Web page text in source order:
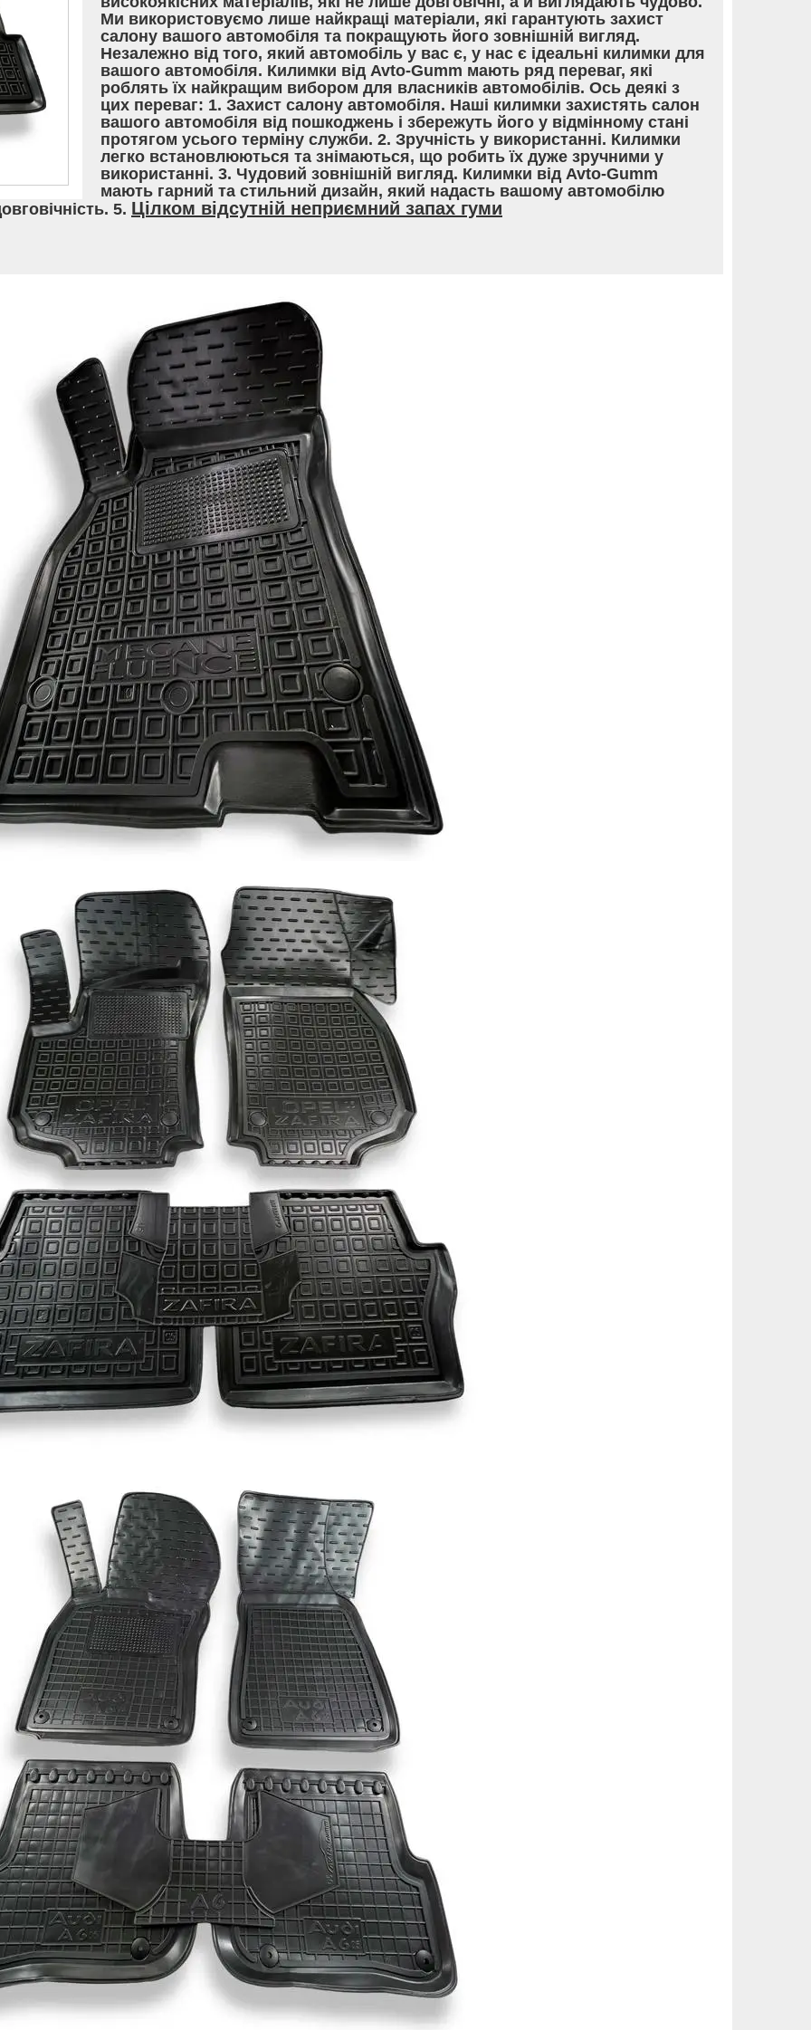
Ми використовуємо лише найкращі матеріали, які гарантують захист
салону вашого автомобіля та покращують його зовнішній вигляд.
Незалежно від того, який автомобіль у вас є, у нас є ідеальні килимки для
вашого автомобіля. Килимки від Avto-Gumm мають ряд переваг, які
роблять їх найкращим вибором для власників автомобілів. Ось деякі з
цих переваг: 1. Захист салону автомобіля. Наші килимки захистять салон
вашого автомобіля від пошкоджень і збережуть його у відмінному стані
протягом усього терміну служби. 2. Зручність у використанні. Килимки
легко встановлюються та знімаються, що робить їх дуже зручними у
використанні. 3. Чудовий зовнішній вигляд. Килимки від Avto-Gumm
мають гарний та стильний дизайн, який надасть вашому автомобілю
5. Цілком відсутній неприємний запах гуми